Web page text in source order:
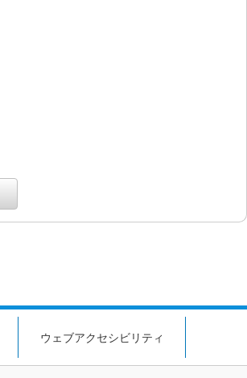
ウェブアクセシビリティ